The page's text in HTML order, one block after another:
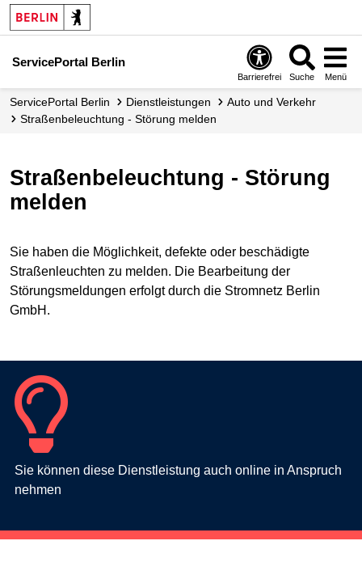
ServicePortal Berlin
Barrierefrei Suche Menü
ServicePortal Berlin Dienstleistungen
Auto und Verkehr
Straßenbeleuchtung - Störung melden
Straßenbeleuchtung - Störung
melden
Sie haben die Möglichkeit, defekte oder beschädigte
Straßenleuchten zu melden. Die Bearbeitung der
Störungsmeldungen erfolgt durch die Stromnetz Berlin
GmbH.
Sie können diese Dienstleistung auch online in Anspruch
nehmen